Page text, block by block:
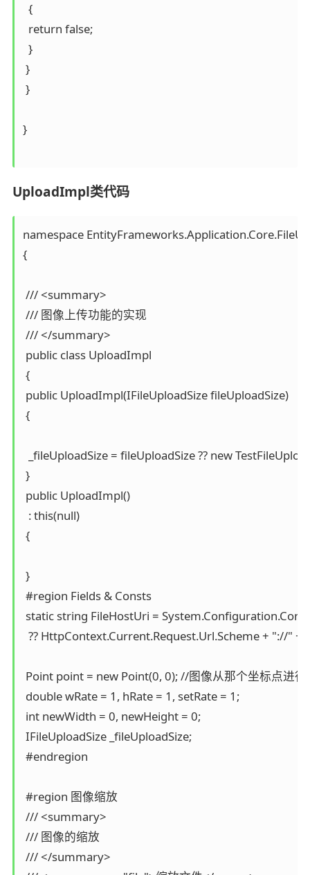
  {
  return false;
  }
}
}
}
UploadImpl类代码
namespace
{
/// <summary>
/// 图像上传功能的实现
/// </summary>
public class UploadImpl
{
public UploadImpl(IFileUploadSize fileUploadSize)
{
_fileUploadSize = fileUploadSize ?? new
}
public UploadImpl()
  : this(null)
{
}
#region Fields & Consts
static string FileHostUri =
?? HttpContext.Current.Request.Url.Scheme + "://"
Point point = new Point(0, 0); //图像从那个坐标点进行
double wRate = 1, hRate = 1, setRate = 1;
int newWidth = 0, newHeight = 0;
IFileUploadSize _fileUploadSize;
#endregion
#region 图像缩放
/// <summary>
/// 图像的缩放
/// </summary>